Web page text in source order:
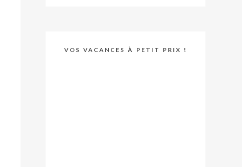
VOS VACANCES À PETIT PRIX !